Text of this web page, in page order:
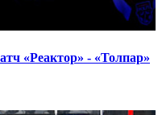
«Реактор» - «Толпар»